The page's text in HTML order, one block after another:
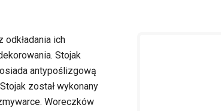
odkładania ich
Stojak
antypoślizgową
został wykonany
Woreczków